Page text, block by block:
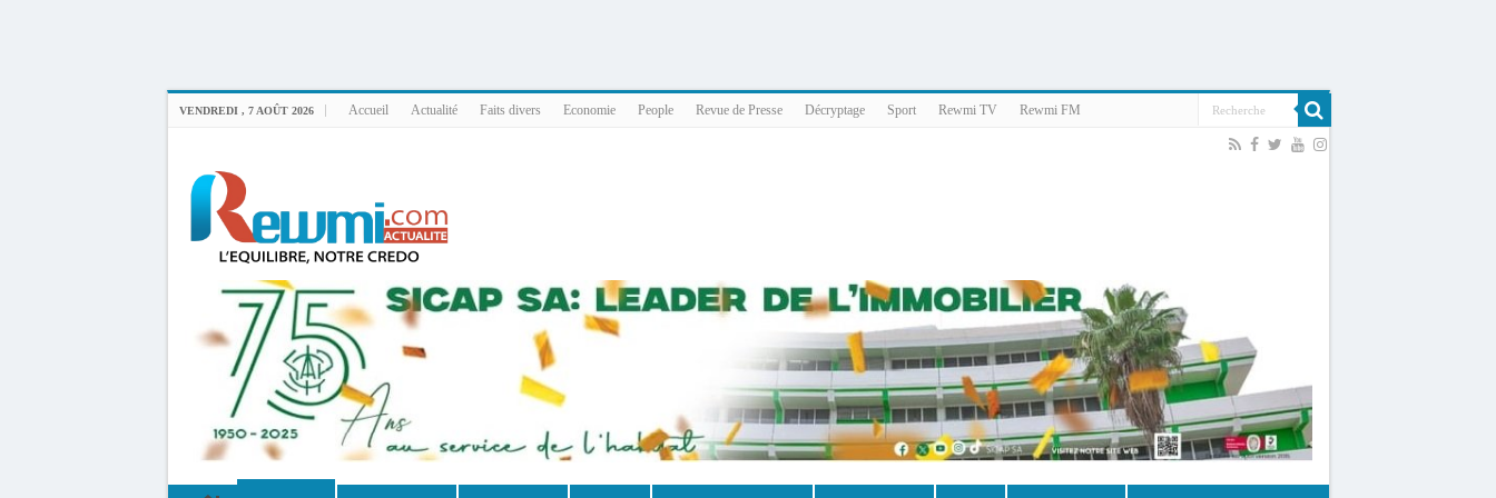
VENDREDI , 7 AOÛT 2026 Accueil Actualité Faits divers Economie People Revue de Presse Décryptage Sport Rewmi TV Rewmi FM